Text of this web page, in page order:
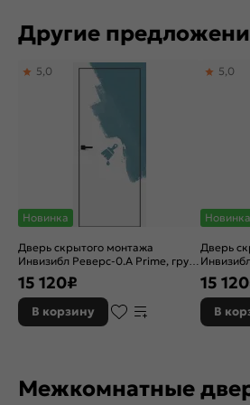
Другие
Новинка
Дверь скрытого монтажа
Инвизибл Реверс-0.А Prime, грунт
(под окраску), левое открывание,
Грунт, кромка алюминиевая
черная матовая, каркасно-
щитовая
5,0
15 120₽
В корзину
Новинка
Дверь
(под
5,0
15 120
В
Межкомнатные